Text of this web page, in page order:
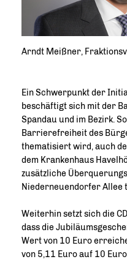
Arndt Meißner,
Ein Schwerpunkt der
beschäftigt sich mit der
Spandau und im Bezirk.
Barrierefreiheit des
thematisiert wird, auch
dem Krankenhaus
zusätzliche
Niederneuendorfer Allee
Weiterhin setzt sich die
dass die
Wert von 10 Euro
von 5,11 Euro auf 10